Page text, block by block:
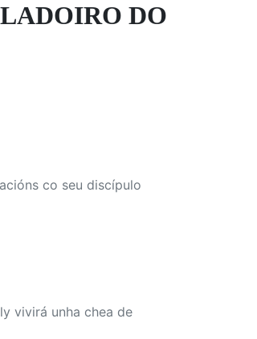
DO
co seu discípulo
vivirá unha chea de